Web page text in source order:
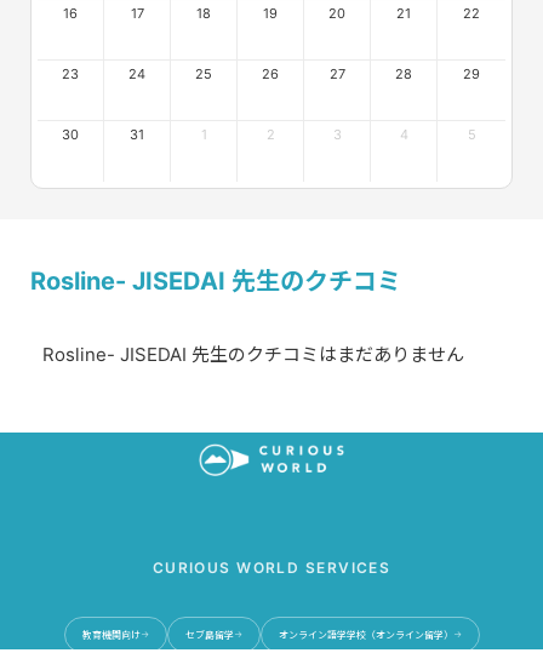
16 17 18 19 20 21 22
23 24 25 26 27 28 29
30 31 1 2 3 4 5
Rosline- JISEDAI 先生のクチコミ
Rosline- JISEDAI 先生のクチコミはまだありません
CURIOUS WORLD SERVICES
教育機関向け→ セブ島留学→ オンライン語学学校（オンライン留学） →